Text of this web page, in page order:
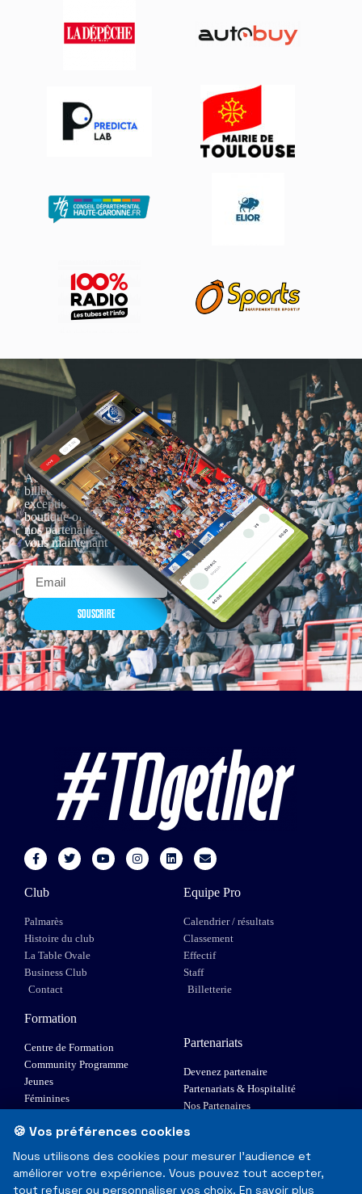
Actualités, nouveautés,
billetterie, remises
exceptionnelles dans la
boutique officielles & chez
nos partenaires… Inscrivez-
vous maintenant
SOUSCRIRE
Club
Palmarès
Histoire du club
La Table Ovale
Business Club
Contact
Equipe Pro
Calendrier / résultats
Classement
Effectif
Staff
Billetterie
Formation
Centre de Formation
Community Programme
Jeunes
Féminines
Elite 1
Partenariats
Devenez partenaire
Partenariats & Hospitalité
Nos Partenaires
© Toulouse Olympique XIII - Tous droits réservés
🍪 Vos préférences cookies
Nous utilisons des cookies pour mesurer l'audience et
améliorer votre expérience. Vous pouvez tout accepter,
tout refuser ou personnaliser vos choix. En savoir plus